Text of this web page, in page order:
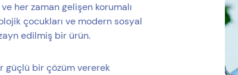
her zaman gelişen korumalı
çocukları ve modern sosyal
edilmiş bir ürün.
güçlü bir çözüm vererek